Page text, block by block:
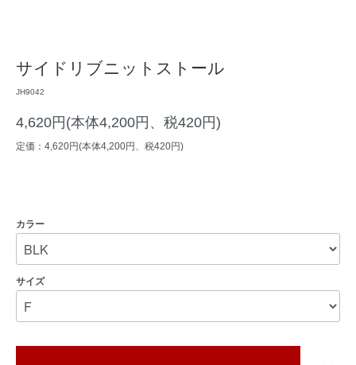
サイドリブニットストール
JH9042
4,620円(本体4,200円、税420円)
定価：4,620円(本体4,200円、税420円)
カラー
サイズ